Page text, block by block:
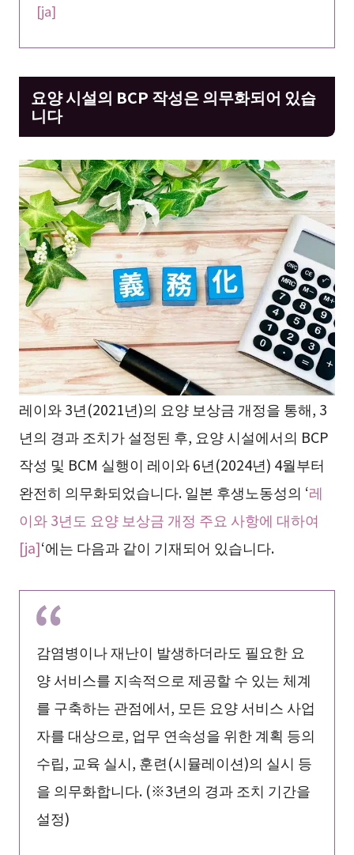
[ja]
요양 시설의 BCP 작성은 의무화되어 있습
니다
레이와 3년(2021년)의 요양 보상금 개정을 통해, 3
년의 경과 조치가 설정된 후, 요양 시설에서의 BCP
작성 및 BCM 실행이 레이와 6년(2024년) 4월부터
완전히 의무화되었습니다. 일본 후생노동성의 ‘레
이와 3년도 요양 보상금 개정 주요 사항에 대하여
[ja]‘에는 다음과 같이 기재되어 있습니다.
감염병이나 재난이 발생하더라도 필요한 요
양 서비스를 지속적으로 제공할 수 있는 체계
를 구축하는 관점에서, 모든 요양 서비스 사업
자를 대상으로, 업무 연속성을 위한 계획 등의
수립, 교육 실시, 훈련(시뮬레이션)의 실시 등
을 의무화합니다. (※3년의 경과 조치 기간을
설정)